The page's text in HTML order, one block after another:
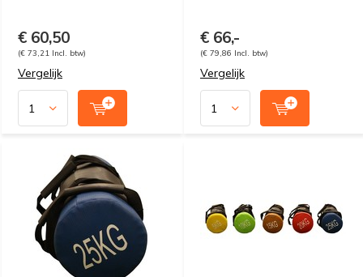
€ 60,50
(€ 73,21 Incl. btw)
Vergelijk
€ 66,-
(€ 79,86 Incl. btw)
Vergelijk